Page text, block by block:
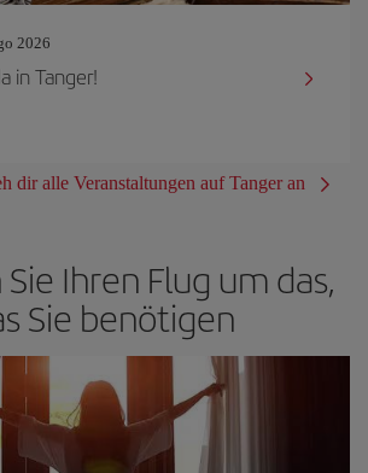
2026
in Tanger!
dir alle Veranstaltungen auf Tanger an
Ihren Flug um das,
Sie benötigen